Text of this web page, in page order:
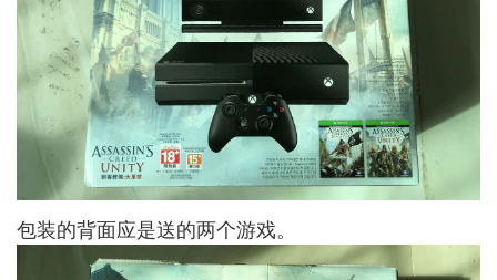
包装的背面应是送的两个游戏。